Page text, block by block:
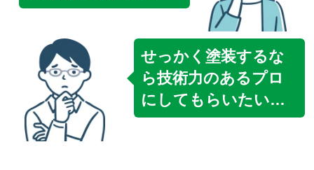
せっかく塗装するな
ら技術力のあるプロ
にしてもらいたい…